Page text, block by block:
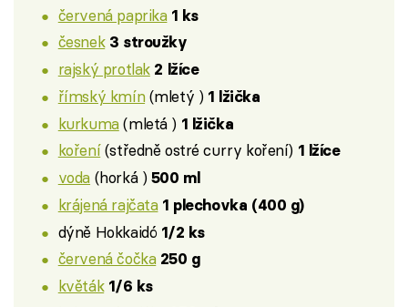
červená paprika 1 ks
česnek 3 stroužky
rajský protlak 2 lžíce
římský kmín(mletý ) 1 lžička
kurkuma(mletá ) 1 lžička
koření(středně ostré curry koření) 1 lžíce
voda (horká ) 500 ml
krájená rajčata 1 plechovka (400 g)
dýně Hokkaidó 1/2 ks
červená čočka 250 g
květák 1/6 ks